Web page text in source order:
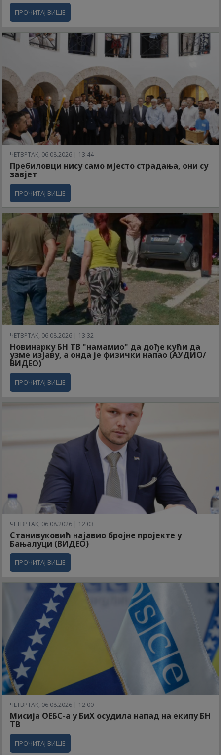
ПРОЧИТАЈ ВИШЕ
ЧЕТВРТАК, 06.08.2026 | 13:44
Пребиловци нису само мјесто страдања, они су
завјет
ПРОЧИТАЈ ВИШЕ
ЧЕТВРТАК, 06.08.2026 | 13:32
Новинарку БН ТВ "намамио" да дође кући да
узме изјаву, а онда је физички напао (АУДИО/
ВИДЕО)
ПРОЧИТАЈ ВИШЕ
ЧЕТВРТАК, 06.08.2026 | 12:03
Станивуковић најавио бројне пројекте у
Бањалуци (ВИДЕО)
ПРОЧИТАЈ ВИШЕ
ЧЕТВРТАК, 06.08.2026 | 12:00
Мисија ОЕБС-а у БиХ осудила напад на екипу БН
ТВ
ПРОЧИТАЈ ВИШЕ